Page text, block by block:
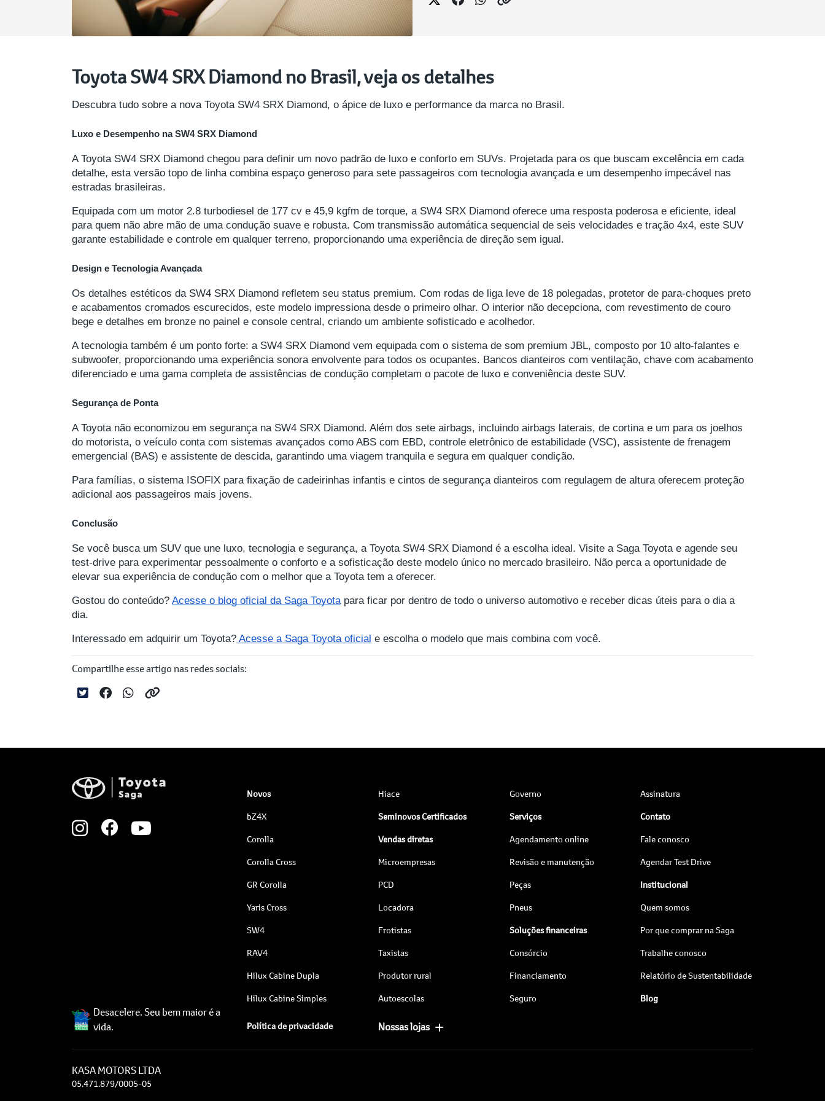
Toyota SW4 SRX Diamond no Brasil, veja os detalhes
Descubra tudo sobre a nova Toyota SW4 SRX Diamond, o ápice de luxo e performance da marca no Brasil.
Luxo e Desempenho na SW4 SRX Diamond
A Toyota SW4 SRX Diamond chegou para definir um novo padrão de luxo e conforto em SUVs. Projetada para os que buscam excelência em cada
detalhe, esta versão topo de linha combina espaço generoso para sete passageiros com tecnologia avançada e um desempenho impecável nas
estradas brasileiras.
Equipada com um motor 2.8 turbodiesel de 177 cv e 45,9 kgfm de torque, a SW4 SRX Diamond oferece uma resposta poderosa e eficiente, ideal
para quem não abre mão de uma condução suave e robusta. Com transmissão automática sequencial de seis velocidades e tração 4x4, este SUV
garante estabilidade e controle em qualquer terreno, proporcionando uma experiência de direção sem igual.
Design e Tecnologia Avançada
Os detalhes estéticos da SW4 SRX Diamond refletem seu status premium. Com rodas de liga leve de 18 polegadas, protetor de para-choques preto
e acabamentos cromados escurecidos, este modelo impressiona desde o primeiro olhar. O interior não decepciona, com revestimento de couro
bege e detalhes em bronze no painel e console central, criando um ambiente sofisticado e acolhedor.
A tecnologia também é um ponto forte: a SW4 SRX Diamond vem equipada com o sistema de som premium JBL, composto por 10 alto-falantes e
subwoofer, proporcionando uma experiência sonora envolvente para todos os ocupantes. Bancos dianteiros com ventilação, chave com acabamento
diferenciado e uma gama completa de assistências de condução completam o pacote de luxo e conveniência deste SUV.
Segurança de Ponta
A Toyota não economizou em segurança na SW4 SRX Diamond. Além dos sete airbags, incluindo airbags laterais, de cortina e um para os joelhos
do motorista, o veículo conta com sistemas avançados como ABS com EBD, controle eletrônico de estabilidade (VSC), assistente de frenagem
emergencial (BAS) e assistente de descida, garantindo uma viagem tranquila e segura em qualquer condição.
Para famílias, o sistema ISOFIX para fixação de cadeirinhas infantis e cintos de segurança dianteiros com regulagem de altura oferecem proteção
adicional aos passageiros mais jovens.
Conclusão
Se você busca um SUV que une luxo, tecnologia e segurança, a Toyota SW4 SRX Diamond é a escolha ideal. Visite a Saga Toyota e agende seu
test-drive para experimentar pessoalmente o conforto e a sofisticação deste modelo único no mercado brasileiro. Não perca a oportunidade de
elevar sua experiência de condução com o melhor que a Toyota tem a oferecer.
Gostou do conteúdo? Acesse o blog oficial da Saga Toyotapara ficar por dentro de todo o universo automotivo e receber dicas úteis para o dia a
dia.
Interessado em adquirir um Toyota? Acesse a Saga Toyota oficial e escolha o modelo que mais combina com você.
Compartilhe esse artigo nas redes sociais:
Desacelere. Seu bem maior é a
vida.
Novos
bZ4X
Corolla
Corolla Cross
GR Corolla
Yaris Cross
SW4
RAV4
Hilux Cabine Dupla
Hilux Cabine Simples
Hiace
Seminovos Certificados
Vendas diretas
Microempresas
PCD
Locadora
Frotistas
Taxistas
Produtor rural
Autoescolas
Governo
Serviços
Agendamento online
Revisão e manutenção
Peças
Pneus
Soluções financeiras
Consórcio
Financiamento
Seguro
Assinatura
Contato
Fale conosco
Agendar Test Drive
Institucional
Quem somos
Por que comprar na Saga
Trabalhe conosco
Relatório de Sustentabilidade
Blog
Política de privacidade Nossas lojas
KASA MOTORS LTDA
05.471.879/0005-05